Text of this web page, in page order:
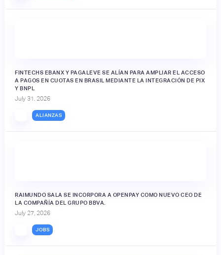
FINTECHS EBANX Y PAGALEVE SE ALÍAN PARA AMPLIAR EL ACCESO
A PAGOS EN CUOTAS EN BRASIL MEDIANTE LA INTEGRACIÓN DE PIX
Y BNPL
July 31, 2026
ALIANZAS
RAIMUNDO SALA SE INCORPORA A OPENPAY COMO NUEVO CEO DE
LA COMPAÑÍA DEL GRUPO BBVA.
July 27, 2026
JOBS